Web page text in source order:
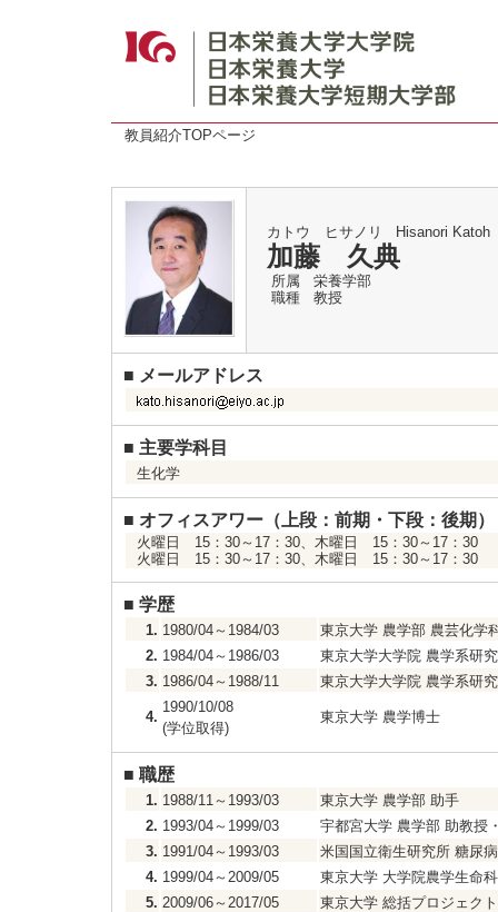
教員紹介TOPページ
カトウ ヒサノリ Hisanori Katoh
加藤 久典
所属
栄養学部
職種
教授
■ メールアドレス
■ 主要学科目
生化学
■ オフィスアワー（上段：前期・下段：後期）
火曜日 15：30～17：30、木曜日 15：30～17：30
火曜日 15：30～17：30、木曜日 15：30～17：30
■ 学歴
1. 1980/04～1984/03
東京大学 農学部 農芸化学
2. 1984/04～1986/03
東京大学大学院 農学系研
3. 1986/04～1988/11 東京大学大学院 農学系研
4.
1990/10/08
(学位取得)
東京大学 農学博士
■ 職歴
1. 1988/11～1993/03
東京大学 農学部 助手
2. 1993/04～1999/03
宇都宮大学 農学部 助教授
3. 1991/04～1993/03
米国国立衛生研究所 糖尿
4. 1999/04～2009/05
東京大学 大学院農学生命
5. 2009/06～2017/05 東京大学 総括プロジェク